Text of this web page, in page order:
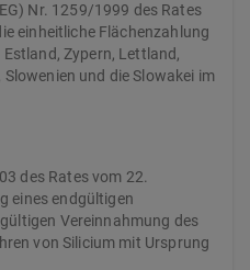
Nr. 1259/1999 des Rates
einheitliche Flächenzahlung
Zypern, Lettland,
und die Slowakei im
des Rates vom 22.
eines endgültigen
Vereinnahmung des
von Silicium mit Ursprung